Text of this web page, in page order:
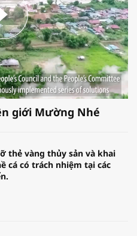
giới Mường Nhé
thẻ vàng thủy sản và khai
cá có trách nhiệm tại các